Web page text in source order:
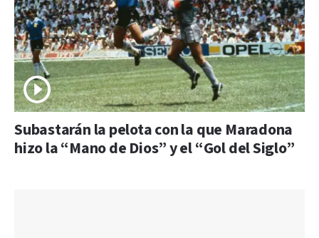
Subastarán la pelota con la que Maradona
hizo la “Mano de Dios” y el “Gol del Siglo”